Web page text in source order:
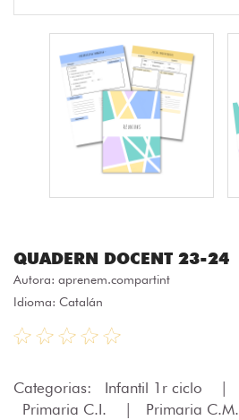
QUADERN DOCENT 23-24
Autora: aprenem.compartint
Idioma: Catalán
Categorias: Infantil 1r ciclo |
Primaria C.I.
| Primaria C.M.